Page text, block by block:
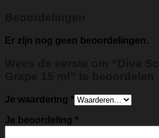
Er zijn nog geen beoordelingen.
Je waardering *
Je beoordeling *